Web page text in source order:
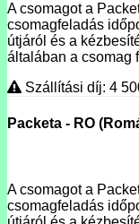
A csomagot a
csomagfeladás
útjáról és a
általában a csomag
Szállítási díj: 4
Packeta - RO
A csomagot a
csomagfeladás